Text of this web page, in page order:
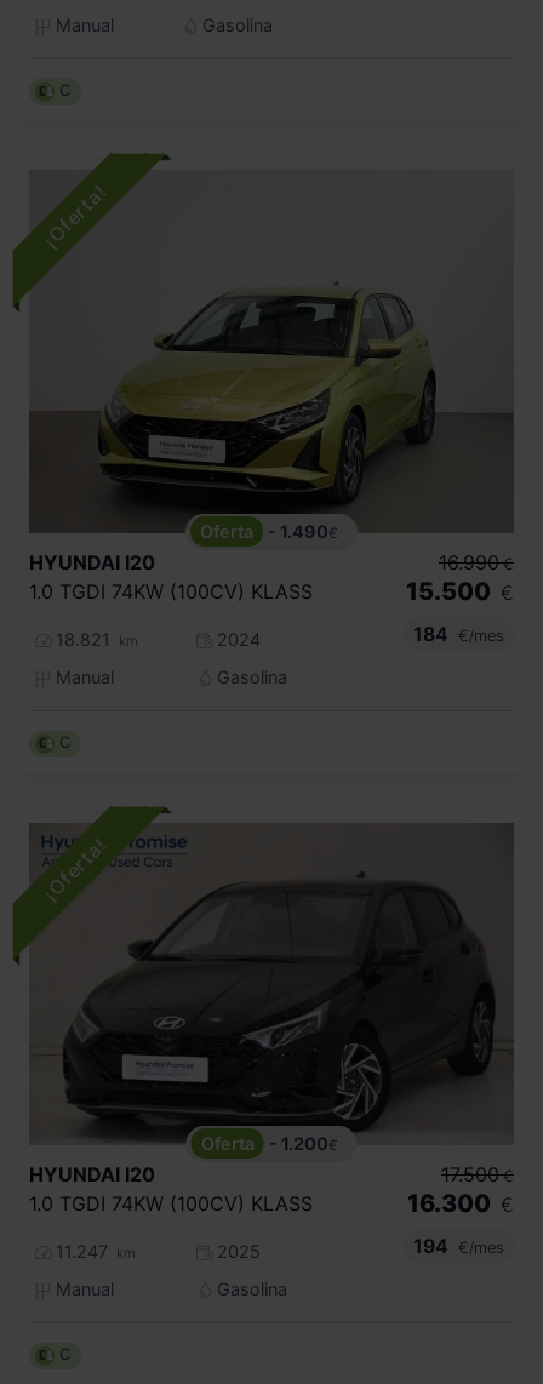
Manual
Gasolina
C
- 1.490€
HYUNDAI I20
1.0 TGDI 74KW (100CV) KLASS
18.821 km
2024
Manual
Gasolina
16.990 €
15.500 €
184
€/mes
C
- 1.200€
HYUNDAI I20
1.0 TGDI 74KW (100CV) KLASS
11.247 km
2025
Manual
Gasolina
17.500 €
16.300 €
194
€/mes
C